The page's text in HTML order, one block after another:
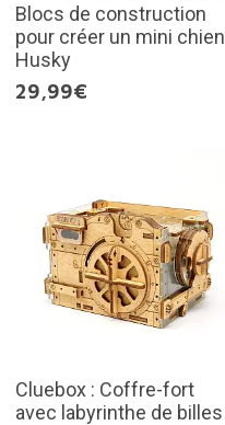
Blocs de construction
pour créer un mini chien
Husky
29,99€
Cluebox : Coffre-fort
avec labyrinthe de billes